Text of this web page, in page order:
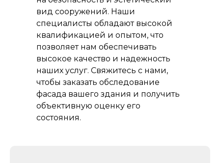
вид сооружений. Наши
специалисты обладают высокой
квалификацией и опытом, что
позволяет нам обеспечивать
высокое качество и надежность
наших услуг. Свяжитесь с нами,
чтобы заказать обследование
фасада вашего здания и получить
объективную оценку его
состояния.